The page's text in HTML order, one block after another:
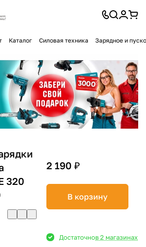
Каталог Силовая техника Зарядное и
320
2 190 ₽
В корзину
Достаточнов 2 магазинах
части